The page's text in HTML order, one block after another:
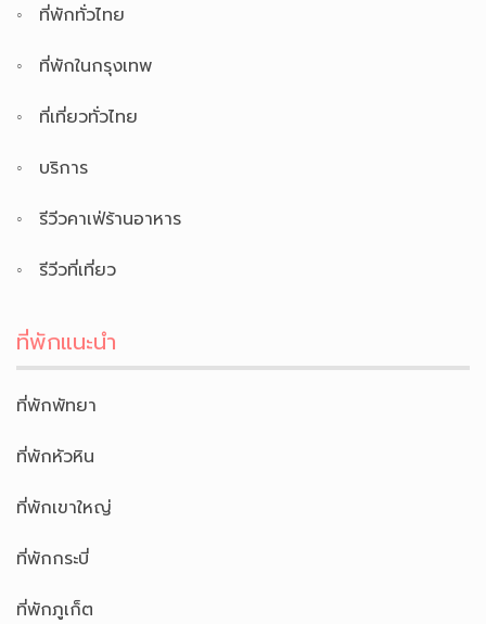
ที่พักทั่วไทย
ที่พักในกรุงเทพ
ที่เที่ยวทั่วไทย
บริการ
รีวีวคาเฟ่ร้านอาหาร
รีวีวที่เที่ยว
ที่พักแนะนำ
ที่พักพัทยา
ที่พักหัวหิน
ที่พักเขาใหญ่
ที่พักกระบี่
ที่พักภูเก็ต